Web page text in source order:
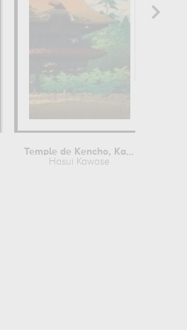
Temple de Kencho, Kamakura
Hasui Kawase